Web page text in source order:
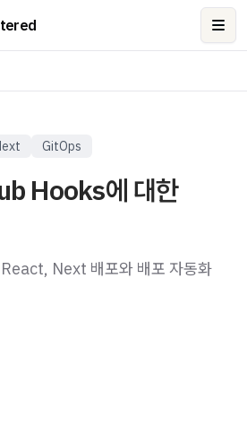
GitOps
Hooks에 대한
Next 배포와 배포 자동화